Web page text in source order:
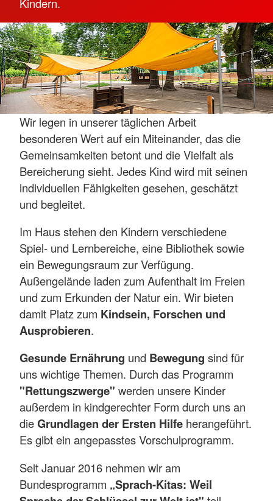
Wir legen in unserer täglichen Arbeit
besonderen Wert auf ein Miteinander, das die
Gemeinsamkeiten betont und die Vielfalt als
Bereicherung sieht. Jedes Kind wird mit seinen
individuellen Fähigkeiten gesehen, geschätzt
und begleitet.
Im Haus stehen den Kindern verschiedene
Spiel- und Lernbereiche, eine Bibliothek sowie
ein Bewegungsraum zur Verfügung.
Außengelände laden zum Aufenthalt im Freien
und zum Erkunden der Natur ein. Wir bieten
damit Platz zum Kindsein, Forschen und
Ausprobieren.
Gesunde Ernährung und Bewegung sind für
uns wichtige Themen. Durch das Programm
"Rettungszwerge" werden unsere Kinder
außerdem in kindgerechter Form durch uns an
dieGrundlagen der Ersten Hilfe herangeführt.
Es gibt ein angepasstes Vorschulprogramm.
Seit Januar 2016 nehmen wir am
Bundesprogramm „Sprach-Kitas: Weil